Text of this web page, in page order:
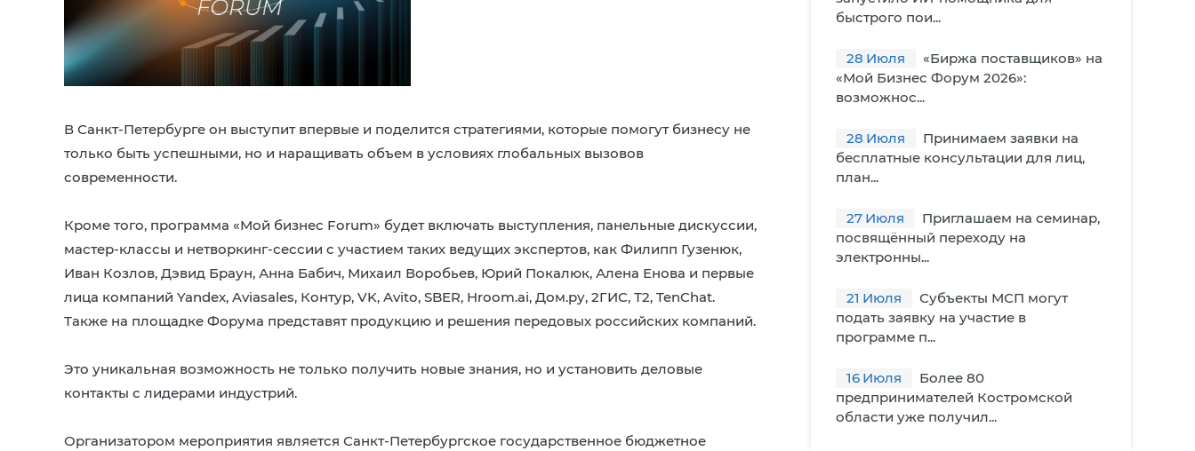
В Санкт-Петербурге он выступит впервые и поделится стратегиями, которые помогут бизнесу не
только быть успешными, но и наращивать объем в условиях глобальных вызовов
современности.
Кроме того, программа «Мой бизнес Forum» будет включать выступления, панельные дискуссии,
мастер-классы и нетворкинг-сессии с участием таких ведущих экспертов, как Филипп Гузенюк,
Иван Козлов, Дэвид Браун, Анна Бабич, Михаил Воробьев, Юрий Покалюк, Алена Енова и первые
лица компаний Yandex, Aviasales, Контур, VK, Avito, SBER, Hroom.ai, Дом.ру, 2ГИС, Т2, TenChat.
Также на площадке Форума представят продукцию и решения передовых российских компаний.
Это уникальная возможность не только получить новые знания, но и установить деловые
контакты с лидерами индустрий.
Организатором мероприятия является Санкт-Петербургское государственное бюджетное
быстрого пои...
28 Июля
«Биржа поставщиков» на
«Мой Бизнес Форум 2026»:
возможнос...
28 Июля
Принимаем заявки на
бесплатные консультации для лиц,
план...
27 Июля
Приглашаем на семинар,
посвящённый переходу на
электронны...
21 Июля
Субъекты МСП могут
подать заявку на участие в
программе п...
16 Июля
Более 80
предпринимателей Костромской
области уже получил...